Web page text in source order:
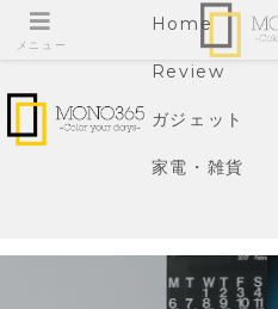
Home
Review
ガジェット
家電・雑貨
メニュー